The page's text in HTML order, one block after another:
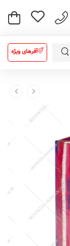
آفرهای ویژه